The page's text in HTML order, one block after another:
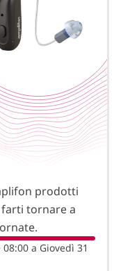
prodotti
tornare a
a Giovedì 31